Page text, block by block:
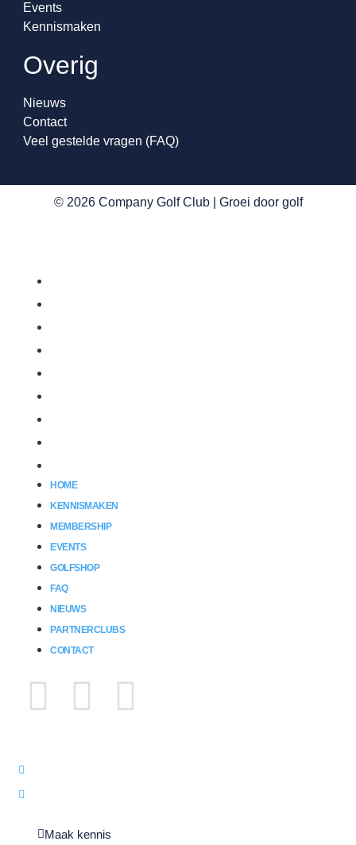
Events
Kennismaken
Overig
Nieuws
Contact
Veel gestelde vragen (FAQ)
© 2026 Company Golf Club | Groei door golf
HOME
KENNISMAKEN
MEMBERSHIP
EVENTS
GOLFSHOP
FAQ
NIEUWS
PARTNERCLUBS
CONTACT
Maak kennis